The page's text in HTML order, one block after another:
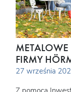
FIRMY
27 września